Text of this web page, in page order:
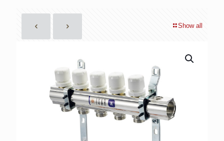
Show all